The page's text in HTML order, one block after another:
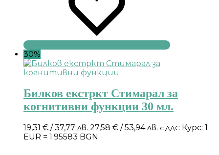
30%
Билков екстркт Стимарал за
когнитивни функции 30 мл.
19,31 € / 37,77 лв. 27,58€/ 53,94 лв.с ДДС Курс: 1
EUR = 1.95583 BGN